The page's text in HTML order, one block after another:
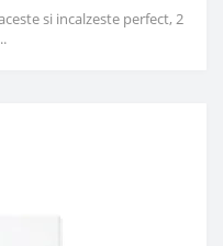
si incalzeste perfect, 2